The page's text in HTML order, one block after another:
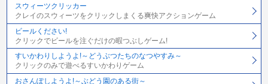
スウィーツクリッカー
クレイのスウィーツをクリックしまくる爽快アクションゲーム
ビールください!
クリックでビールを注ぐだけの暇つぶしゲーム!
すいかわりしようよ!～どうぶつたちのなつやすみ～
クリックのみで遊べるすいかわりゲーム
おさんぽしようよ!～ぶどう園のある街～